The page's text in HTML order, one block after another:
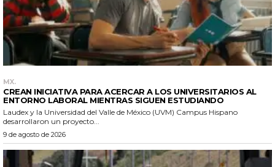
MX.
CREAN INICIATIVA PARA ACERCAR A LOS UNIVERSITARIOS AL
ENTORNO LABORAL MIENTRAS SIGUEN ESTUDIANDO
Laudex y la Universidad del Valle de México (UVM) Campus Hispano
desarrollaron un proyecto...
9 de agosto de 2026